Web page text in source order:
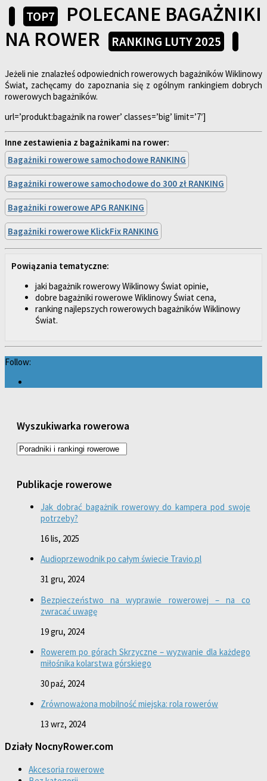
TOP7
POLECANE BAGAŻNIKI
NA ROWER
RANKING LUTY 2025
Jeżeli nie znalazłeś odpowiednich rowerowych bagażników Wiklinowy
Świat, zachęcamy do zapoznania się z ogólnym rankingiem dobrych
rowerowych bagażników.
url=’produkt:bagażnik na rower’ classes=’big’ limit=’7′]
Inne zestawienia z bagażnikami na rower:
Bagażniki rowerowe samochodowe RANKING
Bagażniki rowerowe samochodowe do 300 zł RANKING
Bagażniki rowerowe APG RANKING
Bagażniki rowerowe KlickFix RANKING
Powiązania tematyczne:
jaki bagażnik rowerowy Wiklinowy Świat opinie,
dobre bagażniki rowerowe Wiklinowy Świat cena,
ranking najlepszych rowerowych bagażników Wiklinowy
Świat.
Follow:
Wyszukiwarka rowerowa
Publikacje rowerowe
Jak dobrać bagażnik rowerowy do kampera pod swoje
potrzeby?
16 lis, 2025
Audioprzewodnik po całym świecie Travio.pl
31 gru, 2024
Bezpieczeństwo na wyprawie rowerowej – na co
zwracać uwagę
19 gru, 2024
Rowerem po górach Skrzyczne – wyzwanie dla każdego
miłośnika kolarstwa górskiego
30 paź, 2024
Zrównoważona mobilność miejska: rola rowerów
13 wrz, 2024
Działy NocnyRower.com
Akcesoria rowerowe